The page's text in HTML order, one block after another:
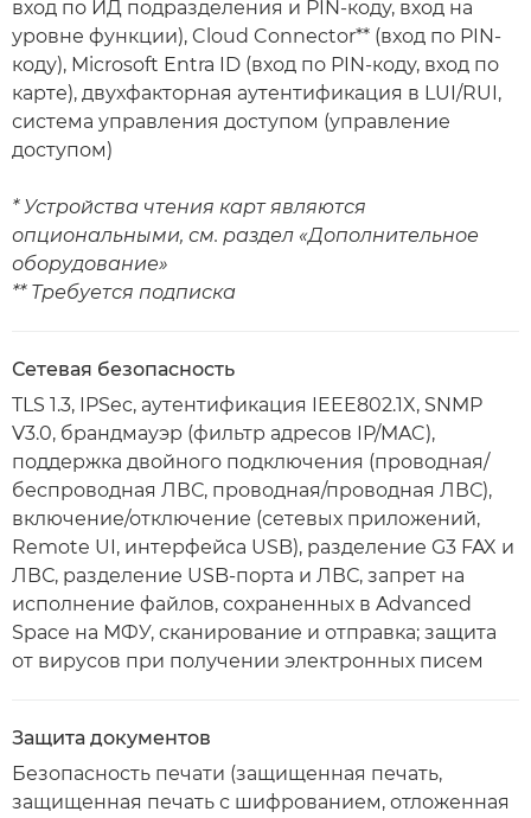
вход по ИД подразделения и PIN-коду, вход на
уровне функции), Cloud Connector** (вход по PIN-
коду), Microsoft Entra ID (вход по PIN-коду, вход по
карте), двухфакторная аутентификация в LUI/RUI,
система управления доступом (управление
доступом)
* Устройства чтения карт являются
опциональными, см. раздел «Дополнительное
оборудование»
** Требуется подписка
Сетевая безопасность
TLS 1.3, IPSec, аутентификация IEEE802.1X, SNMP
V3.0, брандмауэр (фильтр адресов IP/MAC),
поддержка двойного подключения (проводная/
беспроводная ЛВС, проводная/проводная ЛВС),
включение/отключение (сетевых приложений,
Remote UI, интерфейса USB), разделение G3 FAX и
ЛВС, разделение USB-порта и ЛВС, запрет на
исполнение файлов, сохраненных в Advanced
Space на МФУ, сканирование и отправка; защита
от вирусов при получении электронных писем
Защита документов
Безопасность печати (защищенная печать,
защищенная печать с шифрованием, отложенная